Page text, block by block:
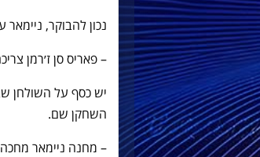
נכון להבוקר,
– פאריס סן ז׳רמן
יש כסף על השולחן
השחקן שם.
– מחנה ניימאר